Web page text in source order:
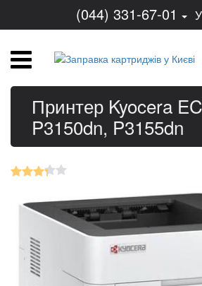
(044) 331-67-01
Принтер Kyocera
P3150dn, P3155dn